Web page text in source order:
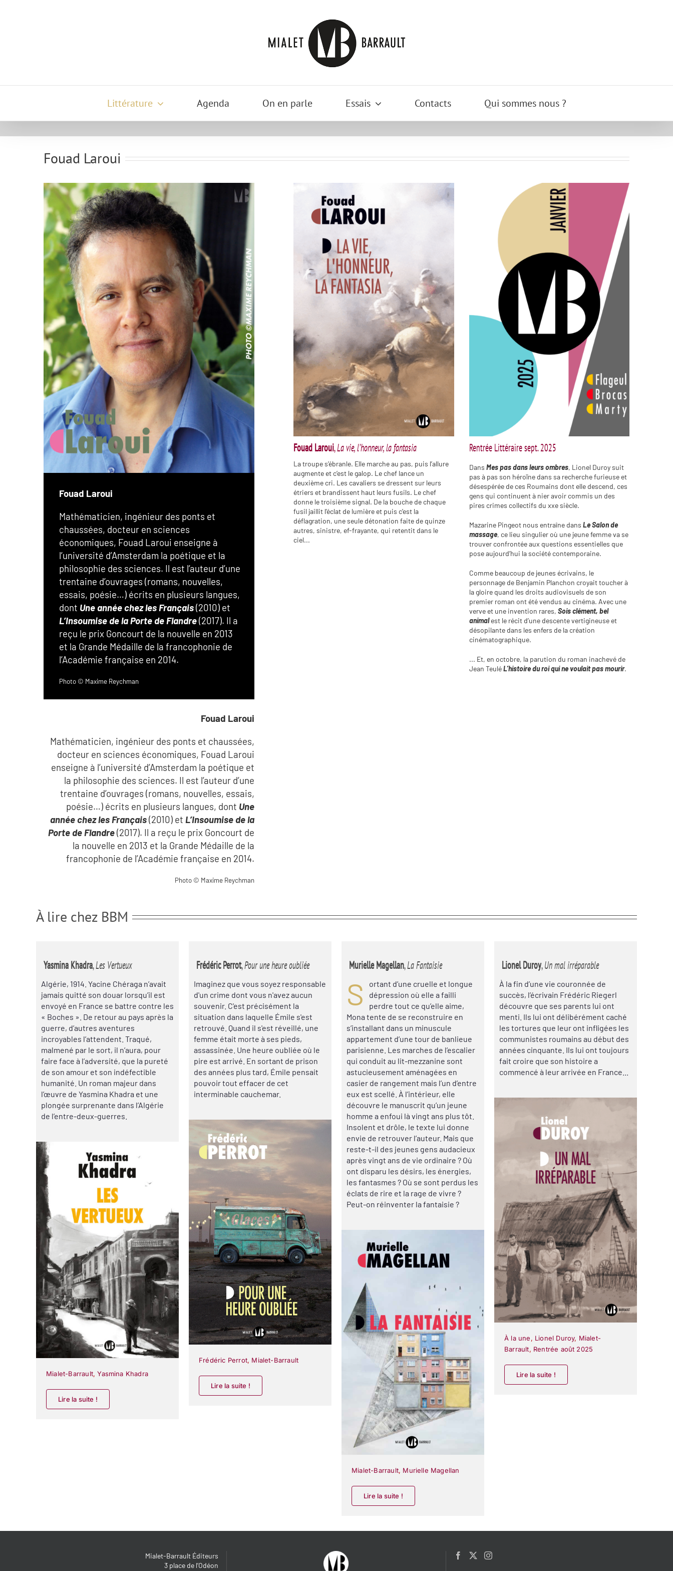
Littérature Agenda On en parle Essais Contacts Qui sommes nous ?
Fouad Laroui
Fouad Laroui
Mathématicien, ingénieur des ponts et
chaussées, docteur en sciences
économiques, Fouad Laroui enseigne à
l’université d’Amsterdam la poétique et la
philosophie des sciences. Il est l’auteur d’une
trentaine d’ouvrages (romans, nouvelles,
essais, poésie…) écrits en plusieurs langues,
dont Une année chez les Français(2010) et
L’Insoumise de la Porte de Flandre(2017). Il a
reçu le prix Goncourt de la nouvelle en 2013
et la Grande Médaille de la francophonie de
l’Académie française en 2014.
Photo © Maxime Reychman
Fouad Laroui
Mathématicien, ingénieur des ponts et chaussées,
docteur en sciences économiques, Fouad Laroui
enseigne à l’université d’Amsterdam la poétique et
la philosophie des sciences. Il est l’auteur d’une
trentaine d’ouvrages (romans, nouvelles, essais,
poésie…) écrits en plusieurs langues, dont Une
année chez les Français(2010) et L’Insoumise de la
Porte de Flandre(2017). Il a reçu le prix Goncourt de
la nouvelle en 2013 et la Grande Médaille de la
francophonie de l’Académie française en 2014.
Photo © Maxime Reychman
Fouad Laroui,La vie, l’honneur, la fantasia
La troupe s’ébranle. Elle marche au pas, puis l’allure
augmente et c’est le galop. Le chef lance un
deuxième cri. Les cavaliers se dressent sur leurs
étriers et brandissent haut leurs fusils. Le chef
donne le troisième signal. De la bouche de chaque
fusil jaillit l’éclat de lumière et puis c’est la
déflagration, une seule détonation faite de quinze
autres, sinistre, ef-frayante, qui retentit dans le
ciel...
Rentrée Littéraire sept. 2025
Dans Mes pas dans leurs ombres, Lionel Duroy suit
pas à pas son héroïne dans sa recherche furieuse et
désespérée de ces Roumains dont elle descend, ces
gens qui continuent à nier avoir commis un des
pires crimes collectifs du xxe siècle.
Mazarine Pingeot nous entraîne dans Le Salon de
massage, ce lieu singulier où une jeune femme va se
trouver confrontée aux questions essentielles que
pose aujourd’hui la société contemporaine.
Comme beaucoup de jeunes écrivains, le
personnage de Benjamin Planchon croyait toucher à
la gloire quand les droits audiovisuels de son
premier roman ont été vendus au cinéma. Avec une
verve et une invention rares, Sois clément, bel
animalest le récit d’une descente vertigineuse et
désopilante dans les enfers de la création
cinématographique.
... Et, en octobre, la parution du roman inachevé de
Jean TeuléL’histoire du roi qui ne voulait pas mourir.
À lire chez BBM
Yasmina Khadra,Les Vertueux
Algérie, 1914. Yacine Chéraga n’avait
jamais quitté son douar lorsqu’il est
envoyé en France se battre contre les
« Boches ». De retour au pays après la
guerre, d’autres aventures
incroyables l’attendent. Traqué,
malmené par le sort, il n’aura, pour
faire face à l’adversité, que la pureté
de son amour et son indéfectible
humanité. Un roman majeur dans
l’œuvre de Yasmina Khadra et une
plongée surprenante dans l’Algérie
de l’entre-deux-guerres.
Mialet-Barrault,Yasmina Khadra
Lire la suite !
Frédéric Perrot,Pour une heure oubliée
Imaginez que vous soyez responsable
d'un crime dont vous n'avez aucun
souvenir. C'est précisément la
situation dans laquelle Émile s'est
retrouvé. Quand il s'est réveillé, une
femme était morte à ses pieds,
assassinée. Une heure oubliée où le
pire est arrivé. En sortant de prison
des années plus tard, Émile pensait
pouvoir tout effacer de cet
interminable cauchemar.
Frédéric Perrot, Mialet-Barrault
Lire la suite !
Murielle Magellan,La Fantaisie
S
ortant d’une cruelle et longue
dépression où elle a failli
perdre tout ce qu’elle aime,
Mona tente de se reconstruire en
s’installant dans un minuscule
appartement d’une tour de banlieue
parisienne. Les marches de l’escalier
qui conduit au lit-mezzanine sont
astucieusement aménagées en
casier de rangement mais l’un d’entre
eux est scellé. À l’intérieur, elle
découvre le manuscrit qu’un jeune
homme a enfoui là vingt ans plus tôt.
Insolent et drôle, le texte lui donne
envie de retrouver l’auteur. Mais que
reste-t-il des jeunes gens audacieux
après vingt ans de vie ordinaire ? Où
ont disparu les désirs, les énergies,
les fantasmes ? Où se sont perdus les
éclats de rire et la rage de vivre ?
Peut-on réinventer la fantaisie ?
Mialet-Barrault, Murielle Magellan
Lire la suite !
Lionel Duroy,Un mal irréparable
À la fin d’une vie couronnée de
succès, l’écrivain Frédéric Riegerl
découvre que ses parents lui ont
menti. Ils lui ont délibérément caché
les tortures que leur ont infligées les
communistes roumains au début des
années cinquante. Ils lui ont toujours
fait croire que son histoire a
commencé à leur arrivée en France...
À la une, Lionel Duroy, Mialet-
Barrault, Rentrée août 2025
Lire la suite !
Mialet-Barrault Éditeurs
3 place de l’Odéon